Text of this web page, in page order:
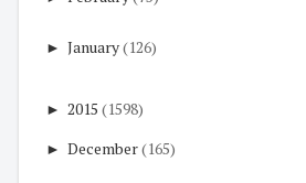
► January(126)
► 2015 (1598)
► December(165)